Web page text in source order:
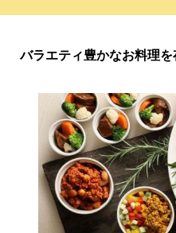
バラエティ豊かなお料理